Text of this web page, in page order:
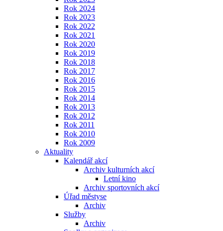
Rok 2024
Rok 2023
Rok 2022
Rok 2021
Rok 2020
Rok 2019
Rok 2018
Rok 2017
Rok 2016
Rok 2015
Rok 2014
Rok 2013
Rok 2012
Rok 2011
Rok 2010
Rok 2009
Aktuality
Kalendář akcí
Archiv kulturních akcí
Letní kino
Archiv sportovních akcí
Úřad městyse
Archiv
Služby
Archiv